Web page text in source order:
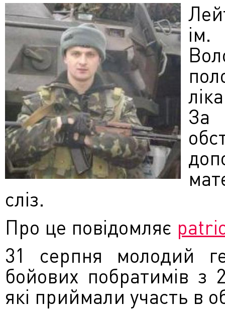
За
сліз.
Про це повідомляє
31 серпня молодий
бойових побратимів з
які приймали участь в